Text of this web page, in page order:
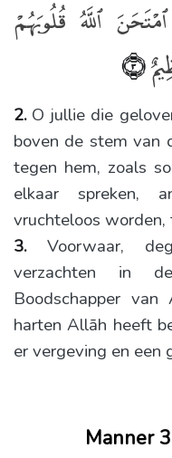
2. O jullie die
boven de stem van
tegen hem, zoals
elkaar spreken,
vruchteloos
3.
Voorwaar,
verzachten in
Boodschapper
harten Allāh heeft
er vergeving en een
ٱللَّهُ قُلُوبَهُمْ
﴿٣﴾
Manner